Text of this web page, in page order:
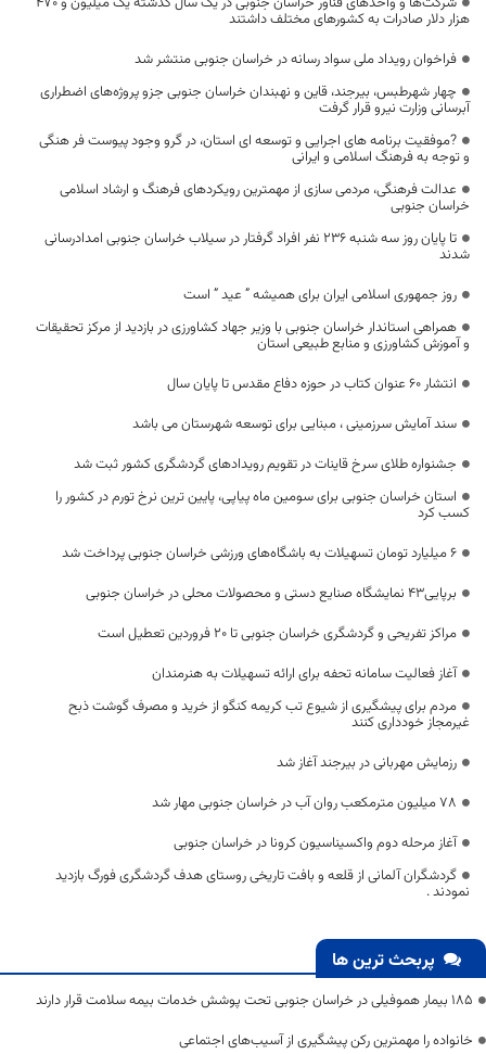
هزار دلار صادرات به کشورهای مختلف داشتند
فراخوان رویداد ملی سواد رسانه در خراسان جنوبی منتشر شد
چهار شهرطبس، بیرجند، قاین و نهبندان خراسان جنوبی جزو پروژه‌های اضطراری
آبرسانی وزارت نیرو قرار گرفت
?موفقیت برنامه های اجرایی و توسعه ای استان، در گرو وجود پیوست فر هنگی
و توجه به فرهنگ اسلامی و ایرانی
عدالت فرهنگی، مردمی سازی از مهمترین رویکردهای فرهنگ و ارشاد اسلامی
خراسان جنوبی
تا پایان روز سه شنبه 236 نفر افراد گرفتار در سیلاب خراسان جنوبی امدادرسانی
شدند
روز جمهوری اسلامی ایران برای همیشه ” عید ” است
همراهی استاندار خراسان جنوبی با وزیر جهاد کشاورزی در بازدید از مرکز تحقیقات
و آموزش کشاورزی و منابع طبیعی استان
انتشار ۶٠ عنوان کتاب در حوزه دفاع مقدس تا پایان سال
سند آمایش سرزمینی ، مبنایی برای توسعه شهرستان می باشد
جشنواره طلای سرخ قاینات در تقویم رویدادهای گردشگری کشور ثبت شد
استان خراسان جنوبی برای سومین ماه پیاپی، پایین ترین نرخ تورم در کشور را
کسب کرد
۶ میلیارد تومان تسهیلات به باشگاه‌های ورزشی خراسان جنوبی پرداخت شد
برپایی43 نمایشگاه صنایع دستی و محصولات محلی در خراسان جنوبی
مراکز تفریحی و گردشگری خراسان جنوبی تا ۲۰ فروردین تعطیل است
آغاز فعالیت سامانه تحفه برای ارائه تسهیلات به هنرمندان
مردم برای پیشگیری از شیوع تب کریمه کنگو از خرید و مصرف گوشت ذبح
غیرمجاز خودداری کنند
رزمایش مهربانی در بیرجند آغاز شد
۷۸ میلیون مترمکعب روان آب در خراسان جنوبی مهار شد
آغاز مرحله دوم واکسیناسیون کرونا در خراسان جنوبی
گردشگران آلمانی از قلعه و بافت تاریخی روستای هدف گردشگری فورگ بازدید
نمودند .
پربحث ترین ها
۱۸۵ بیمار هموفیلی در خراسان جنوبی تحت پوشش خدمات بیمه سلامت قرار دارند
خانواده را مهمترین رکن پیشگیری از آسیب‌های اجتماعی